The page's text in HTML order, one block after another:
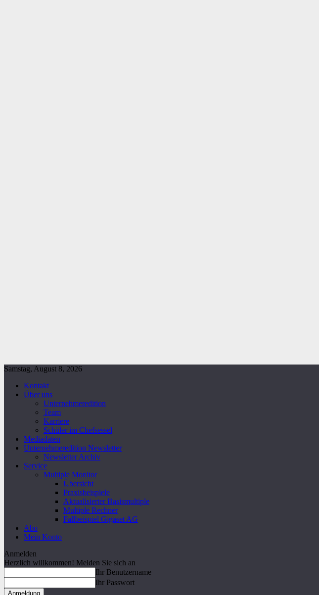
Samstag, August 8, 2026
Kontakt
Über uns
Unternehmeredition
Team
Karriere
Schüler im Chefsessel
Mediadaten
Unternehmeredition Newsletter
Newsletter Archiv
Service
Multiple Monitor
Übersicht
Praxisbeispiele
Aktualisierter Basismultiple
Multiple Rechner
Fallbeispiel Gigaset AG
Abo
Mein Konto
Anmelden
Herzlich willkommen! Melden Sie sich an
Ihr Benutzername
Ihr Passwort